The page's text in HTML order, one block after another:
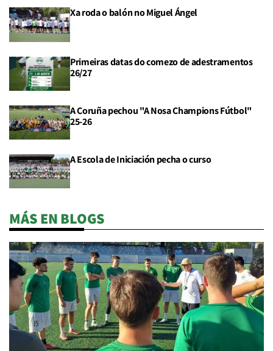
Xa roda o balón no Miguel Ángel
Primeiras datas do comezo de adestramentos
26/27
A Coruña pechou "A Nosa Champions Fútbol"
25-26
A Escola de Iniciación pecha o curso
MÁS EN BLOGS